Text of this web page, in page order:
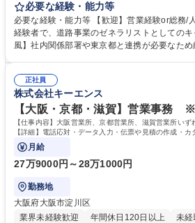
等のフロント部門の部署等幅広い部署での業務
制度やキャリア支援が充実しております！ ※下記業務詳
管理部門：広報、人事、経理など当公社の運
門：駐車場の新規開拓、管理運営、新宿駅西
道路施設や道路工事現場の見学ツアー事業 ※入
へ配属。※業務内容変更の範囲：会社の定める業務 募集職種 【都
ープ】総合職（事務）◇残業月平均9時間未満
必要な経験・能力等
必要な経験・能力等 【歓迎】営業経験or総務/
経験者で、道路事業のゼネラリストとしての
風】社内関係部署や東京都と連携が必要なた
部門など多岐に渡る業務を経験できます。 ■様
事業の他、新宿駅西口広場内に設置された照明
イン」の管理運営を行うなど、事業収益を生
います。 学歴・資格 学歴：大学院 大学 高専 短大 専修学校 高校 語学力：
資格：
正社員
株式会社キーエンス
【大阪・京都・滋賀】営業事務
【仕事内容】大阪営業所、京都営業所、滋賀営業所いず
【詳細】電話応対・データ入力・伝票や見積の作成・カ
で発生する事務業務や業務改善をお任せ。
月給
27万9000円～28万1000円
勤務地
大阪府大阪市淀川区
業界未経験歓迎
年間休日120日以上 未経